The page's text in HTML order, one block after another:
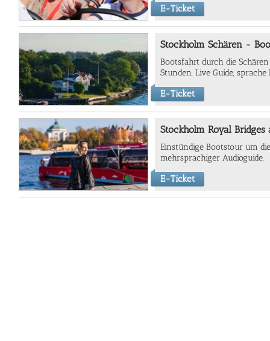
E-Ticket
Stockholm Schären -
Bootsfahrt durch die
Stunden, Live Guide, sprache
E-Ticket
Stockholm Royal Bridges
Einstündige Bootstour um
mehrsprachiger Audioguide.
E-Ticket